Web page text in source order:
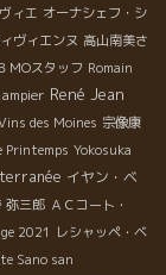
ィエ オーナシェフ・シ
ヴィエンヌ 高山南美さ
ＢＭОスタッフ Romain
René Jean
des Moines 宗像康
Printemps Yokosuka
イヤン・ベ
弥三郎 ＡＣコート・
2021 レシャッペ・ベ
Sano san